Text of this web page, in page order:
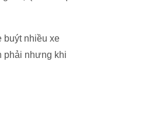
buýt nhiều xe
phải nhưng khi